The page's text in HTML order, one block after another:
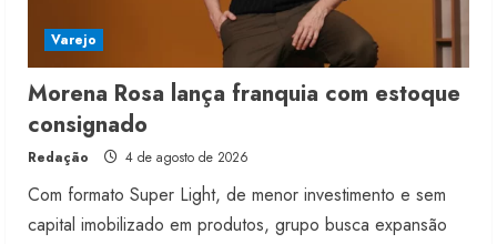
Varejo
Morena Rosa lança franquia com estoque
consignado
Redação 4 de agosto de 2026
Com formato Super Light, de menor investimento e sem
capital imobilizado em produtos, grupo busca expansão